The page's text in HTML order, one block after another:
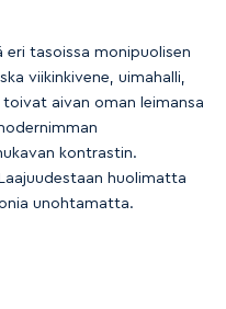
eri tasoissa monipuolisen
viikinkivene, uimahalli,
toivat aivan oman leimansa
kontrastin.
huolimatta
unohtamatta.